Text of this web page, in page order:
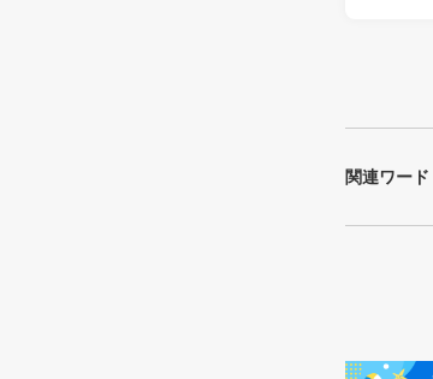
関連ワード